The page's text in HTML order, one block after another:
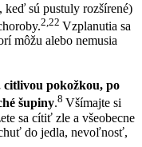
keď sú pustuly rozšírené)
2,22 Vzplanutia sa
môžu alebo nemusia
citlivou pokožkou, po
šupiny.8 Všímajte si
sa cítiť zle a všeobecne
do jedla, nevoľnosť,